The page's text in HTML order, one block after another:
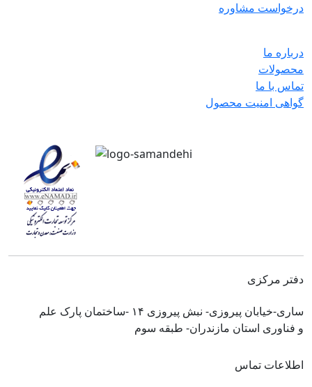
درخواست مشاوره
درباره ما
محصولات
تماس با ما
گواهی امنیت محصول
دفتر مرکزی
ساری-خیابان پیروزی- نبش پیروزی ۱۴ -ساختمان پارک علم
و فناوری استان مازندران- طبقه سوم
اطلاعات تماس